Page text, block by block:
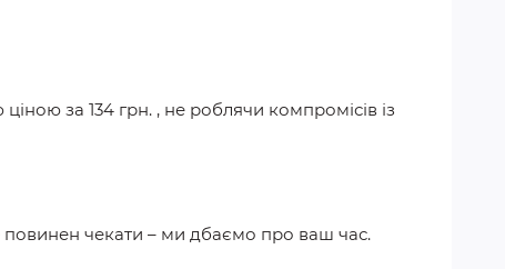
за 134 грн. , не роблячи компромісів із
повинен чекати – ми дбаємо про ваш час.